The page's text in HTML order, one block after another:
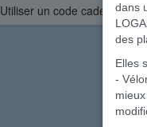
Utiliser un code cadeaudans
des
Elles
-